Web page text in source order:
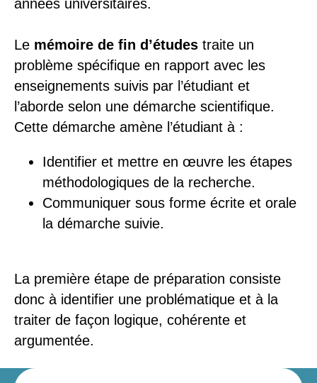
années universitaires.
Le mémoire de fin d’études traite un
problème spécifique en rapport avec les
enseignements suivis par l’étudiant et
l’aborde selon une démarche scientifique.
Cette démarche amène l’étudiant à :
Identifier et mettre en œuvre les étapes
méthodologiques de la recherche.
Communiquer sous forme écrite et orale
la démarche suivie.
La première étape de préparation consiste
donc à identifier une problématique et à la
traiter de façon logique, cohérente et
argumentée.